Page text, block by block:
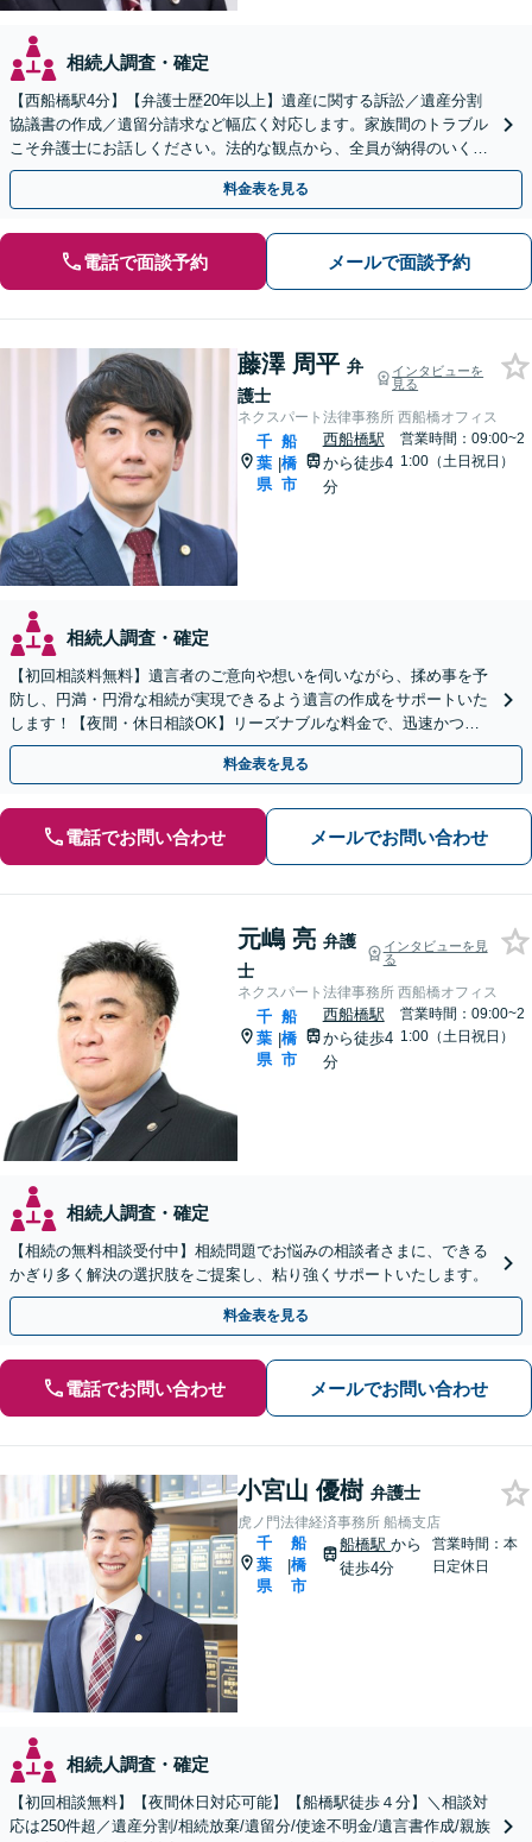
相続人調査・確定
【西船橋駅4分】【弁護士歴20年以上】遺産に関する訴訟／遺産分割
協議書の作成／遺留分請求など幅広く対応します。家族間のトラブル
こそ弁護士にお話しください。法的な観点から、全員が納得のいく解
決へ尽力いたします【土日相談可能】
料金表を見る
電話で面談予約 メールで面談予約
藤澤 周平 弁
護士
インタビューを
見る
ネクスパート法律事務所 西船橋オフィス
千
葉
県
|
船
橋
市
西船橋駅
から徒歩4
分
営業時間：09:00~2
1:00（土日祝日）
相続人調査・確定
【初回相談料無料】遺言者のご意向や想いを伺いながら、揉め事を予
防し、円満・円滑な相続が実現できるよう遺言の作成をサポートいた
します！【夜間・休日相談OK】リーズナブルな料金で、迅速かつス
ピーディーにまごころを持って対応させて頂きます。
料金表を見る
電話でお問い合わせ メールでお問い合わせ
元嶋 亮 弁護
士
インタビューを見
る
ネクスパート法律事務所 西船橋オフィス
千
葉
県
|
船
橋
市
西船橋駅
から徒歩4
分
営業時間：09:00~2
1:00（土日祝日）
相続人調査・確定
【相続の無料相談受付中】相続問題でお悩みの相談者さまに、できる
かぎり多く解決の選択肢をご提案し、粘り強くサポートいたします。
料金表を見る
電話でお問い合わせ メールでお問い合わせ
小宮山 優樹 弁護士
虎ノ門法律経済事務所 船橋支店
千
葉
県
|
船
橋
市
船橋駅から
徒歩4分
営業時間：本
日定休日
相続人調査・確定
【初回相談無料】【夜間休日対応可能】【船橋駅徒歩４分】＼相談対
応は250件超／遺産分割/相続放棄/遺留分/使途不明金/遺言書作成/親族